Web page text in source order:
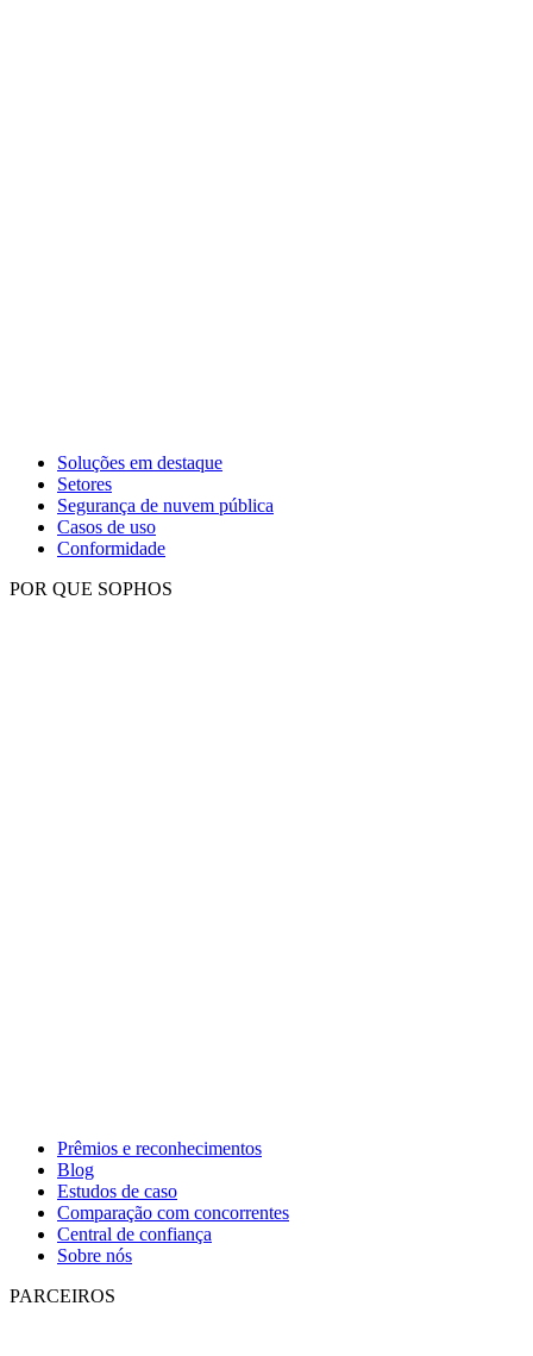
Soluções em destaque
Setores
Segurança de nuvem pública
Casos de uso
Conformidade
POR QUE SOPHOS
Prêmios e reconhecimentos
Blog
Estudos de caso
Comparação com concorrentes
Central de confiança
Sobre nós
PARCEIROS